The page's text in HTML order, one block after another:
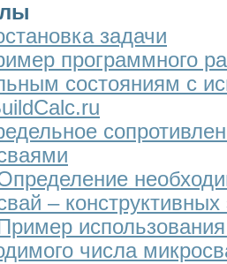
задачи
программного
состояниям с
–
числа